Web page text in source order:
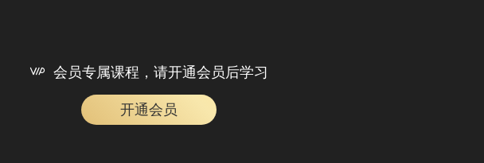
 会员专属课程，请开通会员后学习
开通会员